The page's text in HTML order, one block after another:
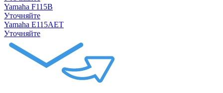
Yamaha F115B
Уточняйте
Yamaha E115AET
Уточняйте